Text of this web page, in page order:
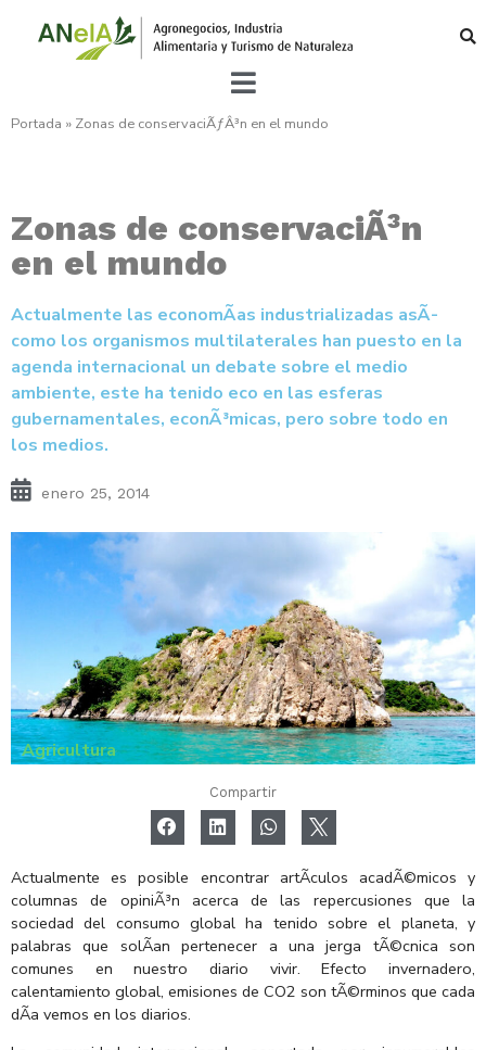
Portada » Zonas de conservaciÃƒÂ³n en el mundo
Zonas de conservaciÃ³n
en el mundo
Actualmente las economÃ­as industrializadas asÃ­
como los organismos multilaterales han puesto en la
agenda internacional un debate sobre el medio
ambiente, este ha tenido eco en las esferas
gubernamentales, econÃ³micas, pero sobre todo en
los medios.
enero 25, 2014
Agricultura
Compartir
Actualmente es posible encontrar artÃ­culos acadÃ©micos y
columnas de opiniÃ³n acerca de las repercusiones que la
sociedad del consumo global ha tenido sobre el planeta, y
palabras que solÃ­an pertenecer a una jerga tÃ©cnica son
comunes en nuestro diario vivir. Efecto invernadero,
calentamiento global, emisiones de CO2 son tÃ©rminos que cada
dÃ­a vemos en los diarios.